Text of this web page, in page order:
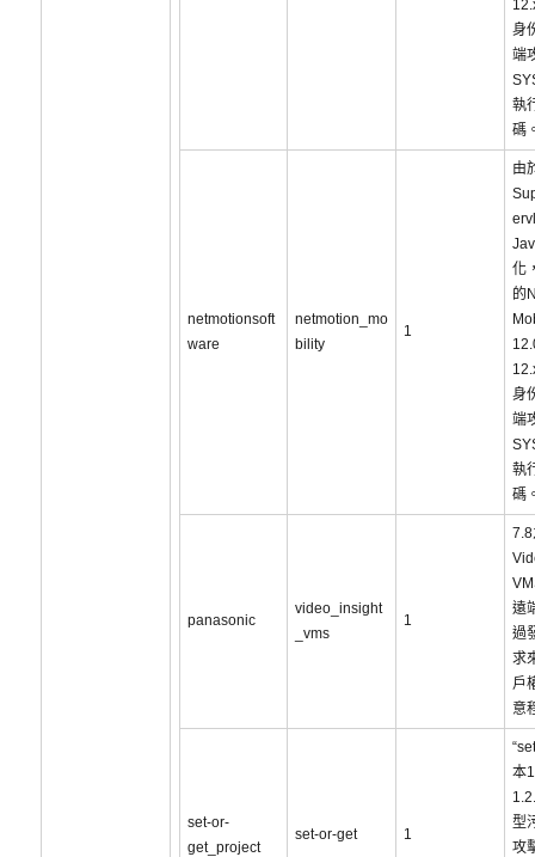
身
端
執
碼
netmotionsoft
ware
netmotion_mo
bility
1
由
化
的
身
端
執
碼
panasonic
video_insight
_vms
1
7.8
遠
過
求
戶
意
set-or-
get_project
set-or-get 1
本
型
攻